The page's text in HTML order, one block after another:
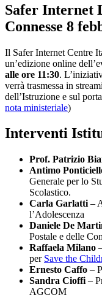
Safer Internet
Connesse 8
Il Safer Internet Centre
un’edizione online
alle ore 11:30.
verrà trasmessa in
dell’Istruzione e sul
nota ministeriale)
Interventi
Prof. Patrizio
Antimo
Generale per lo
Scolastico.
Carla Garlatti –
l’Adolescenza
Daniele De
Postale e delle
Raffaela Milano
per Save the
Ernesto Caffo –
Sandra Cioffi –
AGCOM